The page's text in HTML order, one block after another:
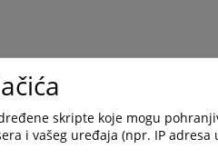
skripte koje mogu
i vašeg uređaja (npr. IP